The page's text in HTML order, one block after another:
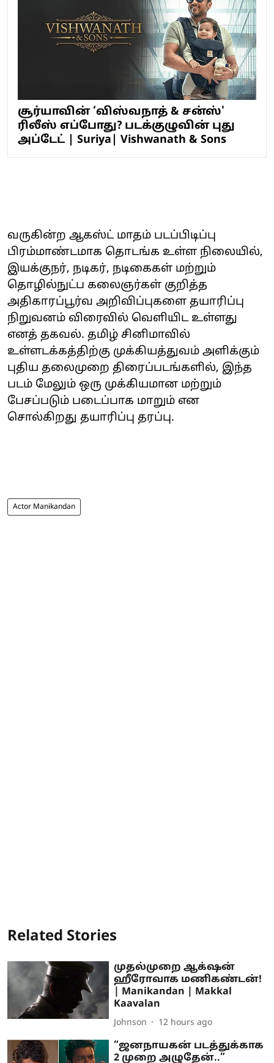
சூர்யாவின் ‘விஸ்வநாத் & சன்ஸ்'
ரிலீஸ் எப்போது? படக்குழுவின் புது
அப்டேட் | Suriya| Vishwanath & Sons
வருகின்ற ஆகஸ்ட் மாதம் படப்பிடிப்பு
பிரம்மாண்டமாக தொடங்க உள்ள நிலையில்,
இயக்குநர், நடிகர், நடிகைகள் மற்றும்
தொழில்நுட்ப கலைஞர்கள் குறித்த
அதிகாரப்பூர்வ அறிவிப்புகளை தயாரிப்பு
நிறுவனம் விரைவில் வெளியிட உள்ளது
எனத் தகவல். தமிழ் சினிமாவில்
உள்ளடக்கத்திற்கு முக்கியத்துவம் அளிக்கும்
புதிய தலைமுறை திரைப்படங்களில், இந்த
படம் மேலும் ஒரு முக்கியமான மற்றும்
பேசப்படும் படைப்பாக மாறும் என
சொல்கிறது தயாரிப்பு தரப்பு.
Actor Manikandan
Related Stories
முதல்முறை ஆக்‌ஷன்
ஹீரோவாக மணிகண்டன்!
| Manikandan | Makkal
Kaavalan
Johnson 12 hours ago
“ஜனநாயகன் படத்துக்காக
2 முறை அழுதேன்..”